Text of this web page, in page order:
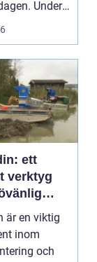
Under
ett
verktyg
är en viktig
inom
och